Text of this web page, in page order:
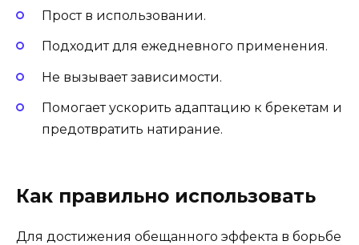
Прост в использовании.
Подходит для ежедневного применения.
Не вызывает зависимости.
Помогает ускорить адаптацию к брекетам и
предотвратить натирание.
Как правильно использовать
Для достижения обещанного эффекта в борьбе